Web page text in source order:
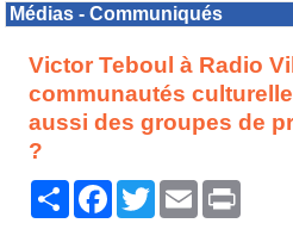
Médias - Communiqués
Victor Teboul à Radio
communautés
aussi des groupes de
?
PartagerFacebook
TwitterEmail